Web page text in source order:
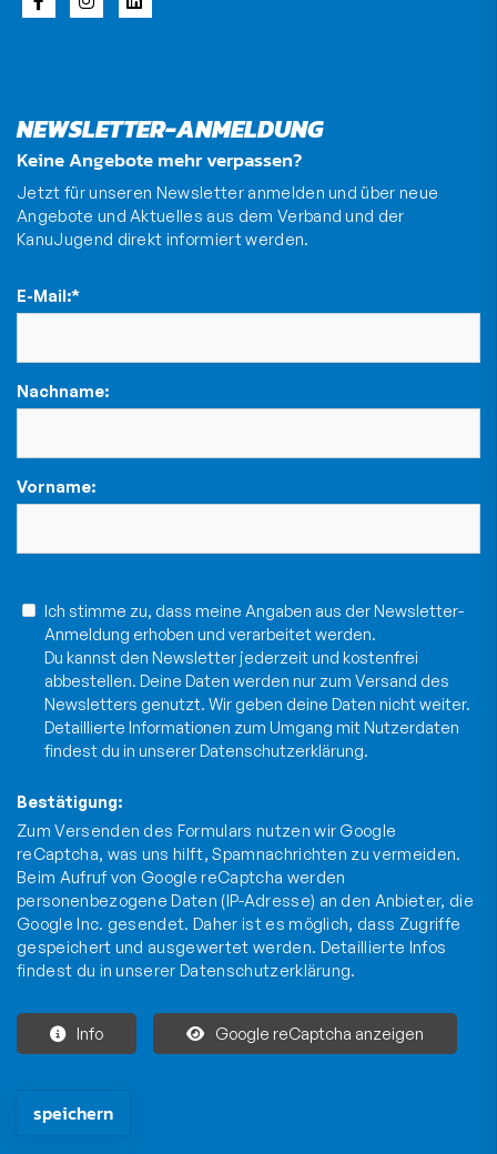
NEWSLETTER-ANMELDUNG
Keine Angebote mehr verpassen?
Jetzt für unseren Newsletter anmelden und über neue
Angebote und Aktuelles aus dem Verband und der
KanuJugend direkt informiert werden.
E-Mail:*
Nachname:
Vorname:
Ich stimme zu, dass meine Angaben aus der Newsletter-
Anmeldung erhoben und verarbeitet werden.
Du kannst den Newsletter jederzeit und kostenfrei
abbestellen. Deine Daten werden nur zum Versand des
Newsletters genutzt. Wir geben deine Daten nicht weiter.
Detaillierte Informationen zum Umgang mit Nutzerdaten
findest du in unsererDatenschutzerklärung.
Bestätigung:
Zum Versenden des Formulars nutzen wir Google
reCaptcha, was uns hilft, Spamnachrichten zu vermeiden.
Beim Aufruf von Google reCaptcha werden
personenbezogene Daten (IP-Adresse) an den Anbieter, die
Google Inc. gesendet. Daher ist es möglich, dass Zugriffe
gespeichert und ausgewertet werden. Detaillierte Infos
findest du in unsererDatenschutzerklärung.
Info Google reCaptcha anzeigen